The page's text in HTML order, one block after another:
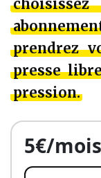
prendrez
presse
pression.
5€/